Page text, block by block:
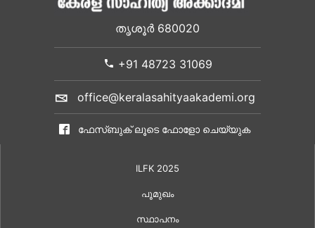
തൃശൂർ 680020
+91 48723 31069
office@keralasahityaakademi.org
ഫേസ്ബുക് ലൂടെ ഫോളോ ചെയ്യുക
ILFK 2025
പൂമുഖം
സ്ഥാപനം